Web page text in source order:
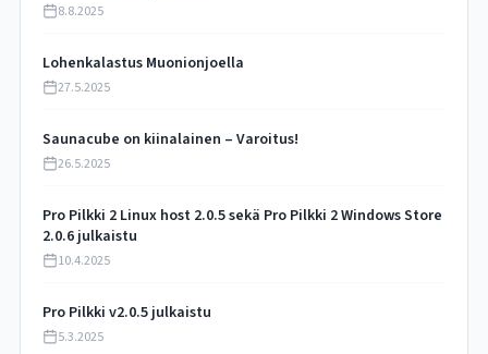
8.8.2025
Lohenkalastus Muonionjoella
27.5.2025
Saunacube on kiinalainen – Varoitus!
26.5.2025
Pro Pilkki 2 Linux host 2.0.5 sekä Pro Pilkki 2 Windows Store
2.0.6 julkaistu
10.4.2025
Pro Pilkki v2.0.5 julkaistu
5.3.2025